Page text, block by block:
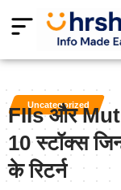
Uncategorized
FIIs और
10 स्टॉक्स
के रिटर्न